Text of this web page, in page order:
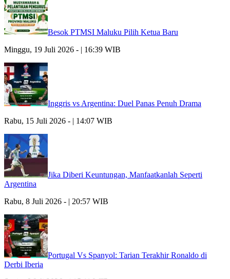
Besok PTMSI Maluku Pilih Ketua Baru
Minggu, 19 Juli 2026 - | 16:39 WIB
Inggris vs Argentina: Duel Panas Penuh Drama
Rabu, 15 Juli 2026 - | 14:07 WIB
Jika Diberi Keuntungan, Manfaatkanlah Seperti
Argentina
Rabu, 8 Juli 2026 - | 20:57 WIB
Portugal Vs Spanyol: Tarian Terakhir Ronaldo di
Derbi Iberia